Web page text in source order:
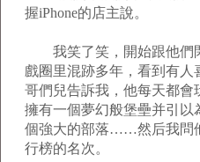
握iPhone的店主說。
我笑了笑，開始跟他們
戲圈里混跡多年，看到有
哥們兒告訴我，他每天都會
擁有一個夢幻般堡壘并引以
個強大的部落……然后我問
行榜的名次。